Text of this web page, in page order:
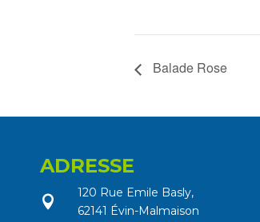
Balade Rose
ADRESSE

120 Rue Emile Basly,
62141 Évin-Malmaison